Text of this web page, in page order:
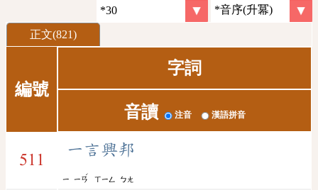
正文(821)
編號
字詞
音讀 注音 漢語拼音
511
一言興邦
ㄧ ㄧㄢ
ˊ
ㄒㄧㄥ ㄅㄤ